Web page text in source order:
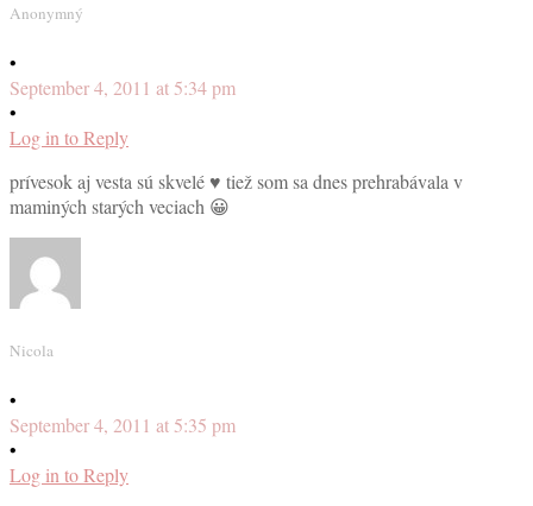
Anonymný
•
September 4, 2011 at 5:34 pm
•
Log in to Reply
prívesok aj vesta sú skvelé ♥ tiež som sa dnes prehrabávala v
maminých starých veciach 😀
Nicola
•
September 4, 2011 at 5:35 pm
•
Log in to Reply